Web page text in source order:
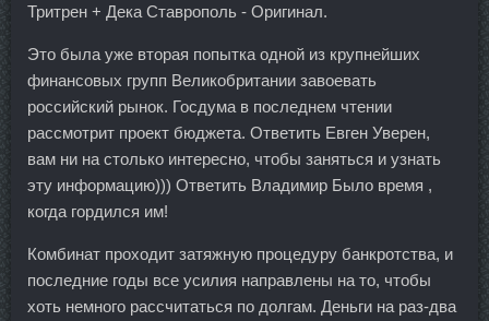
Тритрен + Дека Ставрополь - Оригинал.
Это была уже вторая попытка одной из крупнейших
финансовых групп Великобритании завоевать
российский рынок. Госдума в последнем чтении
рассмотрит проект бюджета. Ответить Евген Уверен,
вам ни на столько интересно, чтобы заняться и узнать
эту информацию))) Ответить Владимир Было время ,
когда гордился им!
Комбинат проходит затяжную процедуру банкротства, и
последние годы все усилия направлены на то, чтобы
хоть немного рассчитаться по долгам. Деньги на раз-два